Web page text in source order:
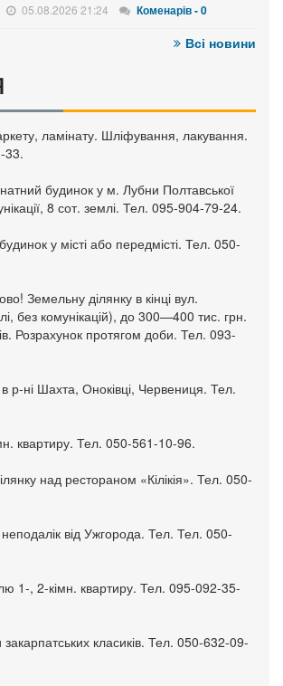
05.08.2026 21:24 Коменарів - 0
Всі новини
ламінату. Шліфування, лакування.
33.
будинок у м. Лубни Полтавської
8 сот. землі. Тел. 095-904-79-24.
у місті або передмісті. Тел. 050-
Земельну ділянку в кінці вул.
без комунікацій), до 300—400 тис. грн.
Розрахунок протягом доби. Тел. 093-
р-ні Шахта, Оноківці, Червениця. Тел.
квартиру. Тел. 050-561-10-96.
над рестораном «Кілікія». Тел. 050-
від Ужгорода. Тел. Тел. 050-
1-, 2-кімн. квартиру. Тел. 095-092-35-
класиків. Тел. 050-632-09-